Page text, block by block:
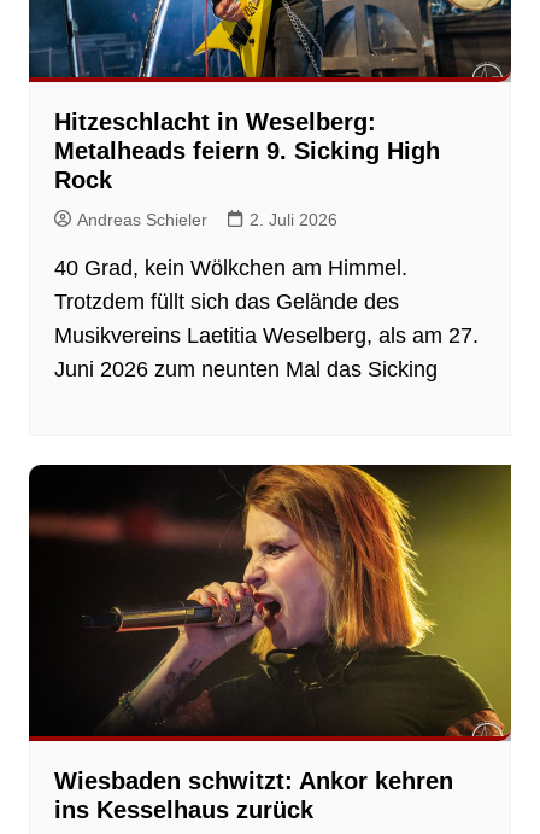
Hitzeschlacht in Weselberg:
Metalheads feiern 9. Sicking High
Rock
Andreas Schieler 2. Juli 2026
40 Grad, kein Wölkchen am Himmel.
Trotzdem füllt sich das Gelände des
Musikvereins Laetitia Weselberg, als am 27.
Juni 2026 zum neunten Mal das Sicking
Wiesbaden schwitzt: Ankor kehren
ins Kesselhaus zurück